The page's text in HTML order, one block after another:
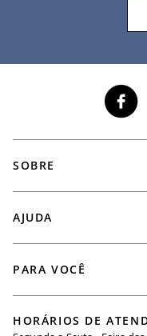
SOBRE
Seja um Revendedor
AJUDA
Minha Conta
PARA VOCÊ
HORÁRIOS DE